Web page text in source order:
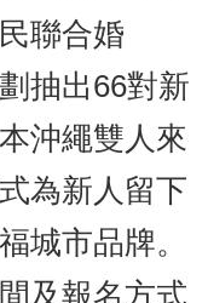
聯合婚
抽出66對新
沖繩雙人來
為新人留下
城市品牌。
及報名方式